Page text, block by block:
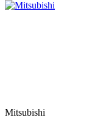
Mitsubishi